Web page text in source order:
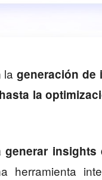
lageneración de
la
generar
herramienta